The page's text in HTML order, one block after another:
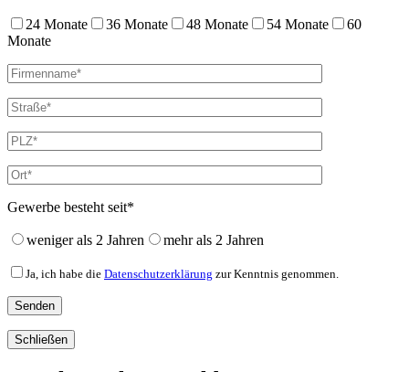
24 Monate 36 Monate 48 Monate 54 Monate
60
Monate
Gewerbe besteht seit*
weniger als 2 Jahren mehr als 2 Jahren
Ja, ich habe die Datenschutzerklärung zur Kenntnis genommen.
Schließen